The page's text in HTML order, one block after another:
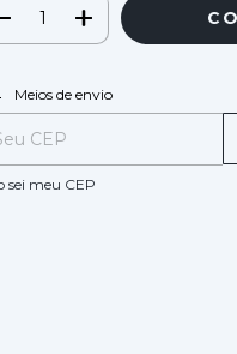
para o CEP:
Meios de envio
sei meu CEP